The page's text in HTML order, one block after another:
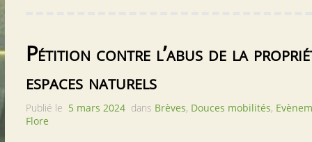
Pétition contre l’abus de la
espaces naturels
Publié le 5 mars 2024 dans Brèves, Douces mobilités,
Flore